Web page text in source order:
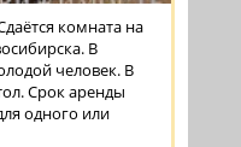
комната на
В
человек. В
Срок аренды
одного или